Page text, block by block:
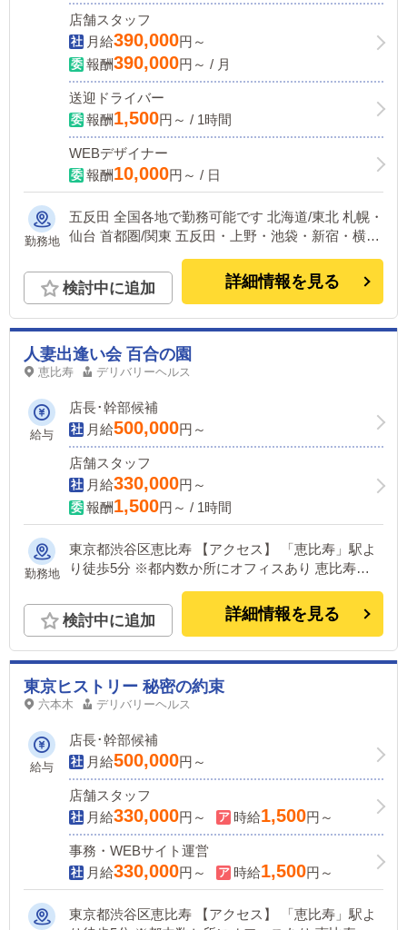
店舗スタッフ
月給390,000円～
報酬390,000円～ / 月
送迎ドライバー
報酬1,500円～ / 1時間
WEBデザイナー
報酬10,000円～ / 日
勤務地
五反田 全国各地で勤務可能です 北海道/東北 札幌・
仙台 首都圏/関東 五反田・上野・池袋・新宿・横
戸・奈良 中国/四国 広島 九州 福岡・熊本
検討中に追加 詳細情報を見る
人妻出逢い会 百合の園
恵比寿 デリバリーヘルス
給与
店長･幹部候補
月給500,000円～
店舗スタッフ
月給330,000円～
報酬1,500円～ / 1時間
勤務地
東京都渋谷区恵比寿 【アクセス】 「恵比寿」駅よ
り徒歩5分 ※都内数か所にオフィスあり 恵比寿
駅・・・徒歩5分 池袋駅・・・徒歩1分 汐留
駅・・・徒歩5分 目黒駅・・・準備中
検討中に追加 詳細情報を見る
東京ヒストリー 秘密の約束
六本木 デリバリーヘルス
給与
店長･幹部候補
月給500,000円～
店舗スタッフ
月給330,000円～ 時給1,500円～
事務・WEBサイト運営
月給330,000円～ 時給1,500円～
東京都渋谷区恵比寿 【アクセス】 「恵比寿」駅よ